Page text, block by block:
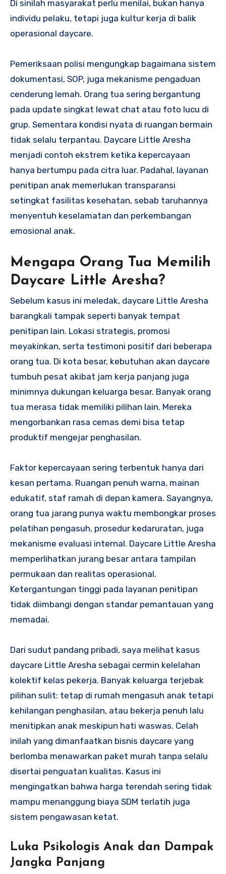
Di sinilah masyarakat perlu menilai, bukan hanya
individu pelaku, tetapi juga kultur kerja di balik
operasional daycare.
Pemeriksaan polisi mengungkap bagaimana sistem
dokumentasi, SOP, juga mekanisme pengaduan
cenderung lemah. Orang tua sering bergantung
pada update singkat lewat chat atau foto lucu di
grup. Sementara kondisi nyata di ruangan bermain
tidak selalu terpantau. Daycare Little Aresha
menjadi contoh ekstrem ketika kepercayaan
hanya bertumpu pada citra luar. Padahal, layanan
penitipan anak memerlukan transparansi
setingkat fasilitas kesehatan, sebab taruhannya
menyentuh keselamatan dan perkembangan
emosional anak.
Mengapa Orang Tua Memilih
Daycare Little Aresha?
Sebelum kasus ini meledak, daycare Little Aresha
barangkali tampak seperti banyak tempat
penitipan lain. Lokasi strategis, promosi
meyakinkan, serta testimoni positif dari beberapa
orang tua. Di kota besar, kebutuhan akan daycare
tumbuh pesat akibat jam kerja panjang juga
minimnya dukungan keluarga besar. Banyak orang
tua merasa tidak memiliki pilihan lain. Mereka
mengorbankan rasa cemas demi bisa tetap
produktif mengejar penghasilan.
Faktor kepercayaan sering terbentuk hanya dari
kesan pertama. Ruangan penuh warna, mainan
edukatif, staf ramah di depan kamera. Sayangnya,
orang tua jarang punya waktu membongkar proses
pelatihan pengasuh, prosedur kedaruratan, juga
mekanisme evaluasi internal. Daycare Little Aresha
memperlihatkan jurang besar antara tampilan
permukaan dan realitas operasional.
Ketergantungan tinggi pada layanan penitipan
tidak diimbangi dengan standar pemantauan yang
memadai.
Dari sudut pandang pribadi, saya melihat kasus
daycare Little Aresha sebagai cermin kelelahan
kolektif kelas pekerja. Banyak keluarga terjebak
pilihan sulit: tetap di rumah mengasuh anak tetapi
kehilangan penghasilan, atau bekerja penuh lalu
menitipkan anak meskipun hati waswas. Celah
inilah yang dimanfaatkan bisnis daycare yang
berlomba menawarkan paket murah tanpa selalu
disertai penguatan kualitas. Kasus ini
mengingatkan bahwa harga terendah sering tidak
mampu menanggung biaya SDM terlatih juga
sistem pengawasan ketat.
Luka Psikologis Anak dan Dampak
Jangka Panjang